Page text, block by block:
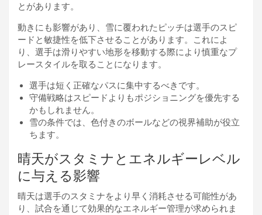
とがあります。
動きにも影響があり、雪に覆われたピッチは選手のスピ
ードと敏捷性を低下させることがあります。これによ
り、選手は滑りやすい地形を移動する際により慎重なプ
レースタイルを取ることになります。
選手は短く正確なパスに集中するべきです。
守備戦略はスピードよりもポジショニングを優先する
かもしれません。
雪の条件では、色付きのボールなどの視界補助が役立
ちます。
晴天がスタミナとエネルギーレベル
に与える影響
晴天は選手のスタミナをより早く消耗させる可能性があ
り、試合を通じて効果的なエネルギー管理が求められま